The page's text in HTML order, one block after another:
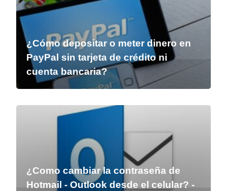
¿Cómo depositar o meter dinero en
PayPal sin tarjeta de crédito ni
cuenta bancaria?
¿Como cambiar la contraseña de
Hotmail - Outlook desde el celular? -